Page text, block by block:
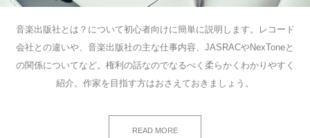
音楽出版社とは？について初心者向けに簡単に説明します。レコード
会社との違いや、音楽出版社の主な仕事内容、JASRACやNexToneと
の関係についてなど。権利の話なのでなるべく柔らかくわかりやすく
紹介。作家を目指す方はおさえておきましょう。
READ MORE